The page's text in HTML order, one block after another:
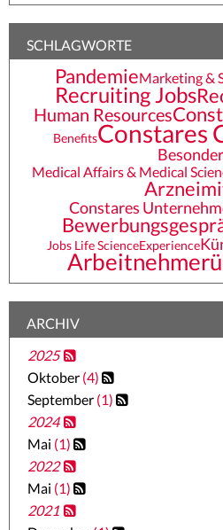
SCHLAGWORTE
PandemieMarketing &
Recruiting Jobs
Human Resources
BenefitsConstares
Medical Affairs & Medical
Constares
Jobs Life ScienceExperience
ARCHIV
2025
Oktober (4)
September (1)
2024
Mai (1)
2022
Mai (1)
2021